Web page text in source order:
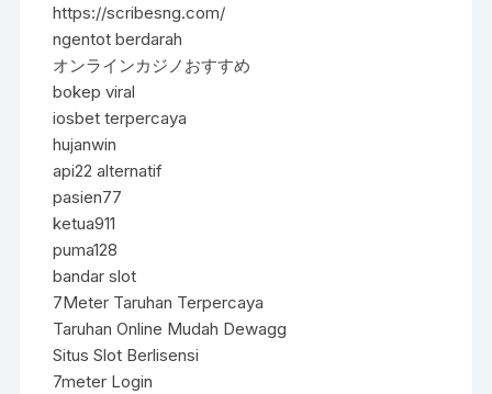
https://scribesng.com/
ngentot berdarah
オンラインカジノおすすめ
bokep viral
iosbet terpercaya
hujanwin
api22 alternatif
pasien77
ketua911
puma128
bandar slot
7Meter Taruhan Terpercaya
Taruhan Online Mudah Dewagg
Situs Slot Berlisensi
7meter Login